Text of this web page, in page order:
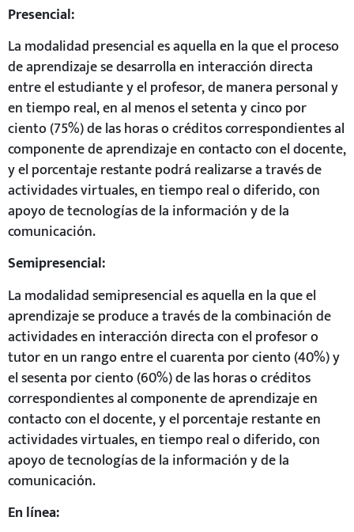
Presencial:
La modalidad presencial es aquella en la que el proceso
de aprendizaje se desarrolla en interacción directa
entre el estudiante y el profesor, de manera personal y
en tiempo real, en al menos el setenta y cinco por
ciento (75%) de las horas o créditos correspondientes al
componente de aprendizaje en contacto con el docente,
y el porcentaje restante podrá realizarse a través de
actividades virtuales, en tiempo real o diferido, con
apoyo de tecnologías de la información y de la
comunicación.
Semipresencial:
La modalidad semipresencial es aquella en la que el
aprendizaje se produce a través de la combinación de
actividades en interacción directa con el profesor o
tutor en un rango entre el cuarenta por ciento (40%) y
el sesenta por ciento (60%) de las horas o créditos
correspondientes al componente de aprendizaje en
contacto con el docente, y el porcentaje restante en
actividades virtuales, en tiempo real o diferido, con
apoyo de tecnologías de la información y de la
comunicación.
En línea: